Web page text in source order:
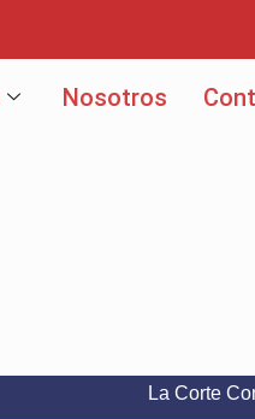
Nosotros
La Corte